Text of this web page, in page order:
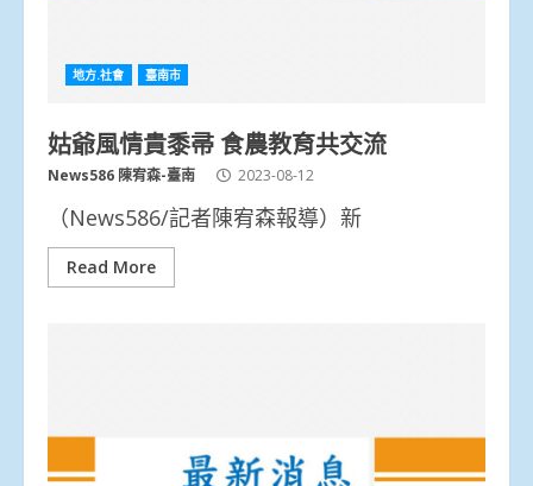
地方.社會 臺南市
姑爺風情貴黍帚 食農教育共交流
News586 陳宥森-臺南 2023-08-12
（News586/記者陳宥森報導）新
Read More